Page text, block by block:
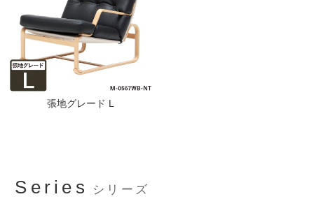
張地グレード L
Series シリーズ